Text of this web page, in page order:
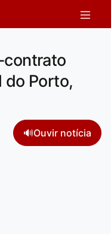
contrato
do Porto,
🔊Ouvir notícia